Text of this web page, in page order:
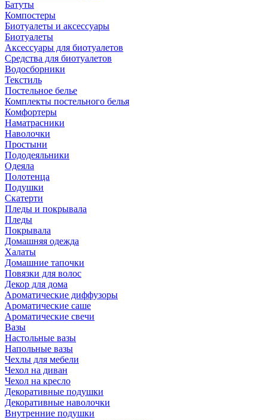
Батуты
Компостеры
Биотуалеты и аксессуары
Биотуалеты
Аксессуары для биотуалетов
Средства для биотуалетов
Водосборники
Текстиль
Постельное белье
Комплекты постельного белья
Комфортеры
Наматрасники
Наволочки
Простыни
Пододеяльники
Одеяла
Полотенца
Подушки
Скатерти
Пледы и покрывала
Пледы
Покрывала
Домашняя одежда
Халаты
Домашние тапочки
Повязки для волос
Декор для дома
Ароматические диффузоры
Ароматические саше
Ароматические свечи
Вазы
Настольные вазы
Напольные вазы
Чехлы для мебели
Чехол на диван
Чехол на кресло
Декоративные подушки
Декоративные наволочки
Внутренние подушки